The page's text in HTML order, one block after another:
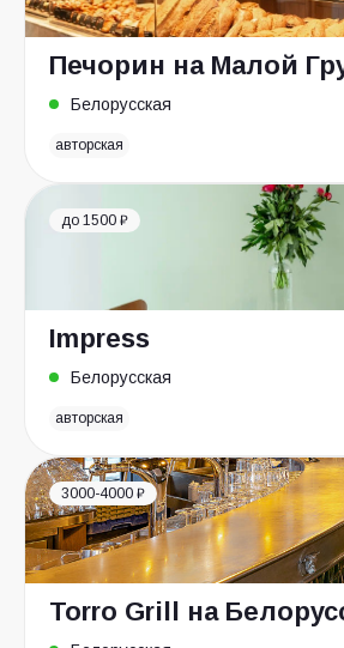
Печорин на Малой
Белорусская
авторская
до 1500 ₽
Impress
Белорусская
авторская
3000-4000 ₽
Torro Grill на